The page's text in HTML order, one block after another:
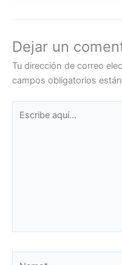
Dejar un
Tu dirección de correo
campos obligatorios